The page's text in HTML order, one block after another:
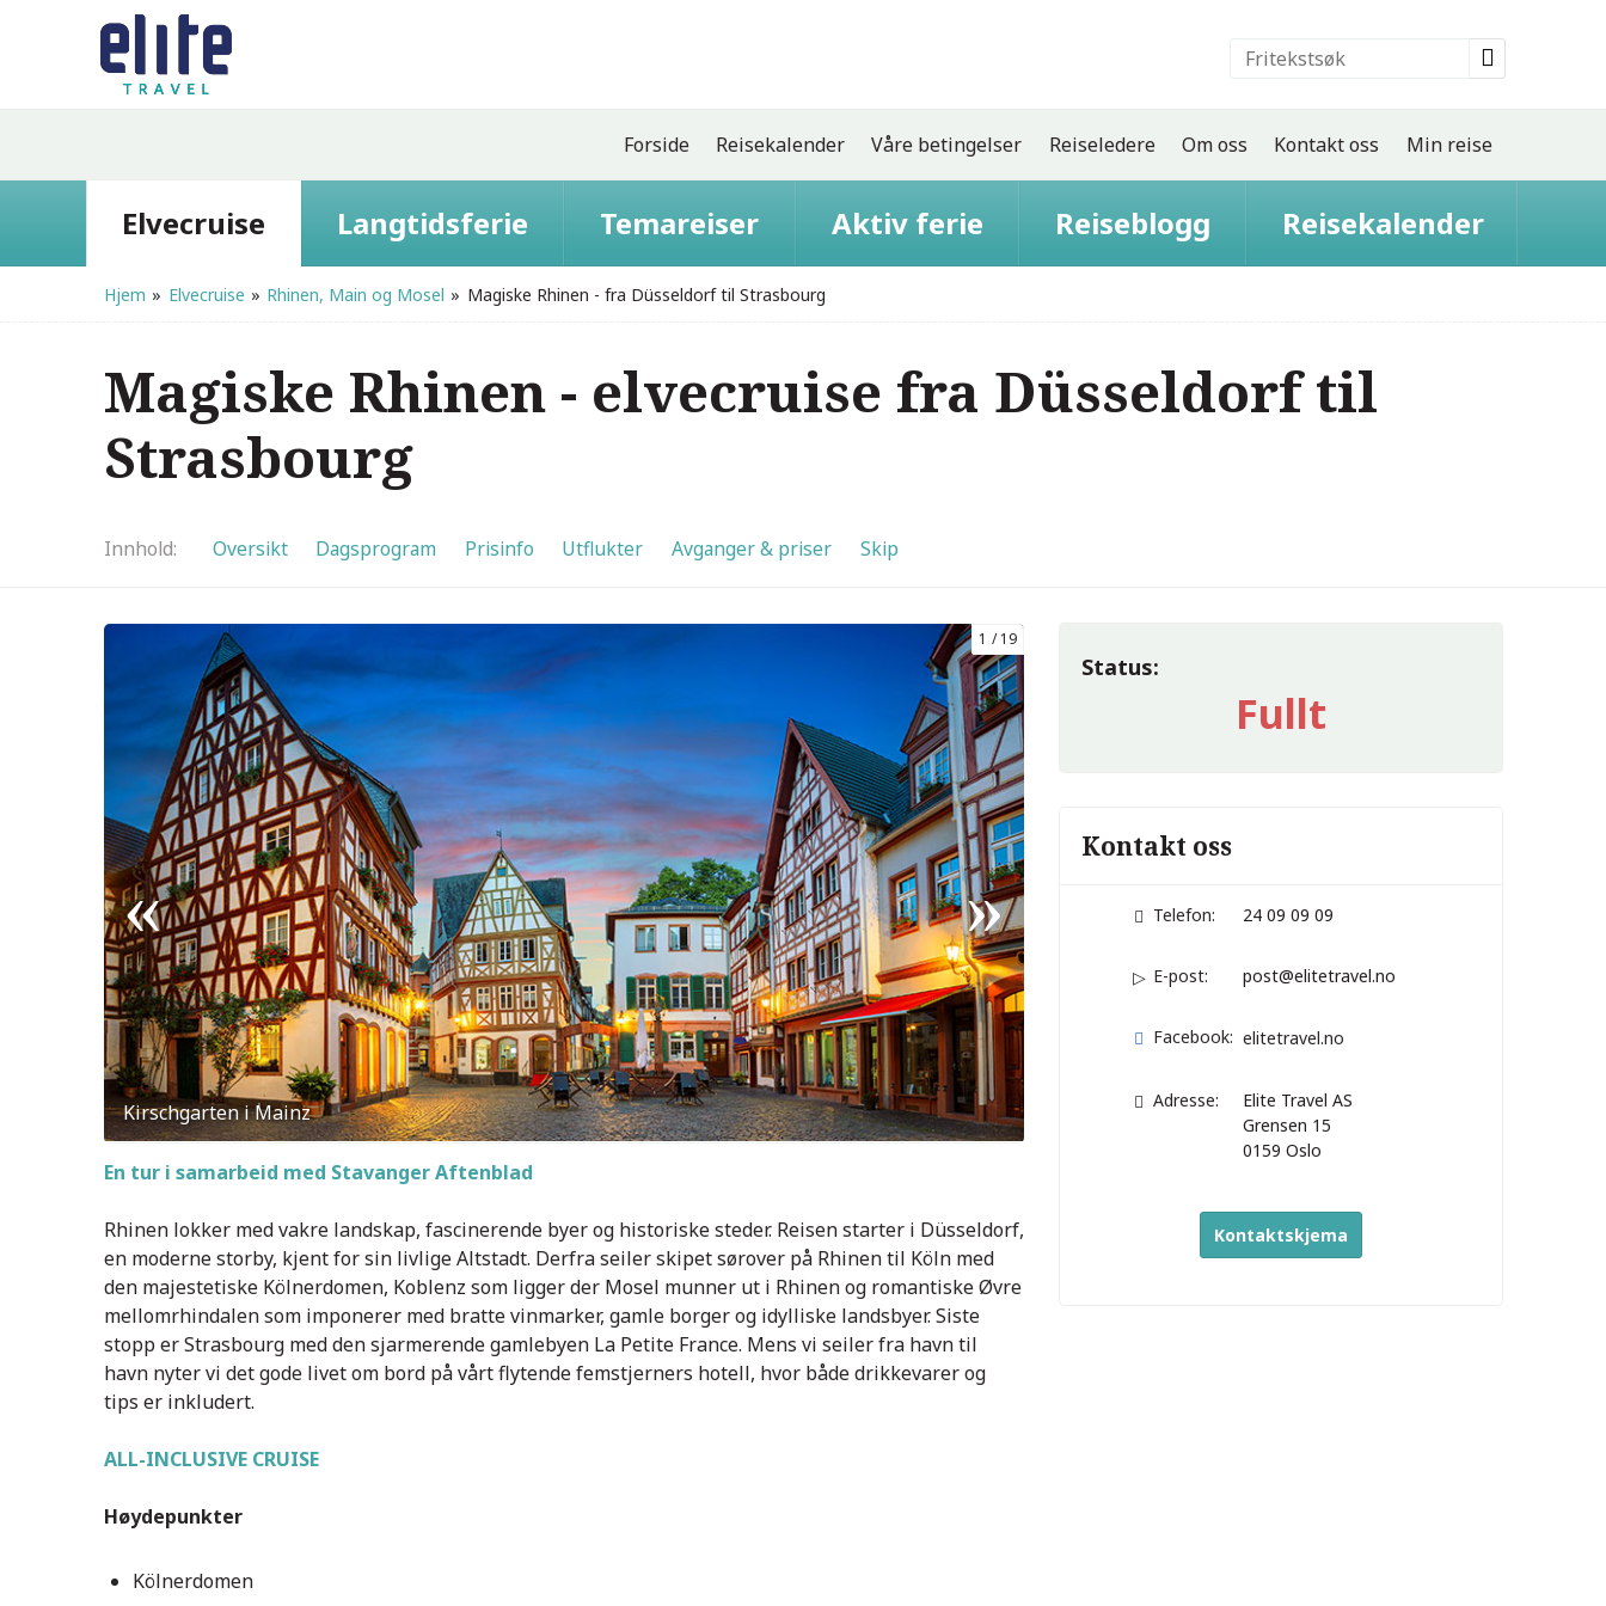
Forside Reisekalender Våre betingelser Reiseledere Om oss Kontakt oss Min reise
Elvecruise Langtidsferie Temareiser Aktiv ferie Reiseblogg Reisekalender
Hjem » Elvecruise » Rhinen, Main og Mosel » Magiske Rhinen - fra Düsseldorf til Strasbourg
Magiske Rhinen - elvecruise fra Düsseldorf til
Strasbourg
Innhold Oversikt Dagsprogram Prisinfo Utflukter Avganger & priser Skip
Kirschgarten i Mainz
1 19
En tur i samarbeid med Stavanger Aftenblad
Rhinen lokker med vakre landskap, fascinerende byer og historiske steder. Reisen starter i Düsseldorf,
en moderne storby, kjent for sin livlige Altstadt. Derfra seiler skipet sørover på Rhinen til Köln med
den majestetiske Kölnerdomen, Koblenz som ligger der Mosel munner ut i Rhinen og romantiske Øvre
mellomrhindalen som imponerer med bratte vinmarker, gamle borger og idylliske landsbyer. Siste
stopp er Strasbourg med den sjarmerende gamlebyen La Petite France. Mens vi seiler fra havn til
havn nyter vi det gode livet om bord på vårt flytende femstjerners hotell, hvor både drikkevarer og
tips er inkludert.
ALL-INCLUSIVE CRUISE
Høydepunkter
Kölnerdomen
Status:
Fullt
Kontakt oss
Telefon: 24 09 09 09
E-post: post@elitetravel.no
Facebook: elitetravel.no
Adresse:
Elite Travel AS
Grensen 15
0159Oslo
Kontaktskjema